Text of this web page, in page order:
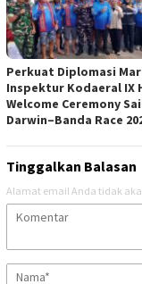
Perkuat Diplomasi
Inspektur Kodaeral IX
Welcome Ceremony
Darwin–Banda Race
Tinggalkan Balasan
Alamat email Anda tidak